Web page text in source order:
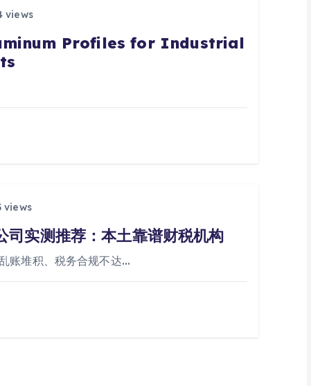
views
Profiles for Industrial
views
司实测推荐：本土靠谱财税机构
账堆积、税务合规不达…